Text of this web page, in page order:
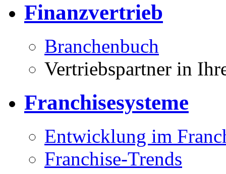
Finanzvertrieb
Branchenbuch
Vertriebspartner in
Franchisesysteme
Entwicklung im
Franchise-Trends